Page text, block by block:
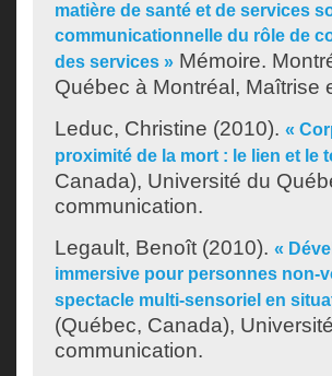
matière de santé et de services
communicationnelle du rôle de
des services » Mémoire.
Québec à Montréal, Maîtrise
Leduc, Christine (2010). «
proximité de la mort : le lien et le
Canada), Université du
communication.
Legault, Benoît (2010). «
immersive pour personnes non-
spectacle multi-sensoriel en
(Québec, Canada),
communication.